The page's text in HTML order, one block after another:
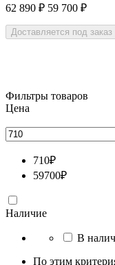
62 890 ₽ 59 700 ₽
Доставляется под заказ
Фильтры товаров
Цена
710₽
59700₽
Наличие
В
По этим